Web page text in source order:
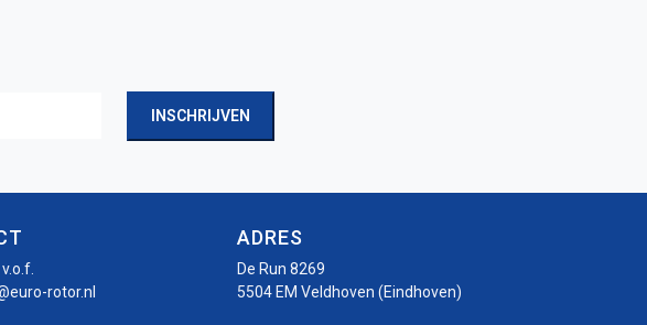
INSCHRIJVEN
rotor.nl
ADRES
De Run 8269
5504 EM Veldhoven (Eindhoven)